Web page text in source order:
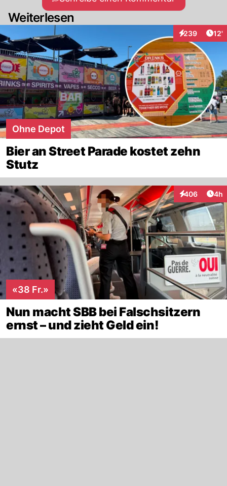
Weiterlesen
239
Interaktionen
12'
Ohne Depot
Bier an Street Parade kostet zehn
Stutz
406
Interaktionen
4h
«38 Fr.»
Nun macht SBB bei Falschsitzern
ernst – und zieht Geld ein!